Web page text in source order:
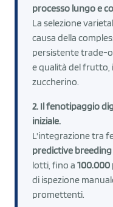
processo lungo e
La selezione
causa della
persistente trade-
e qualità del frutto,
zuccherino.
2. Il fenotipaggio
iniziale.
L'integrazione tra
predictive breeding
lotti, fino a 100.000
di ispezione
promettenti.